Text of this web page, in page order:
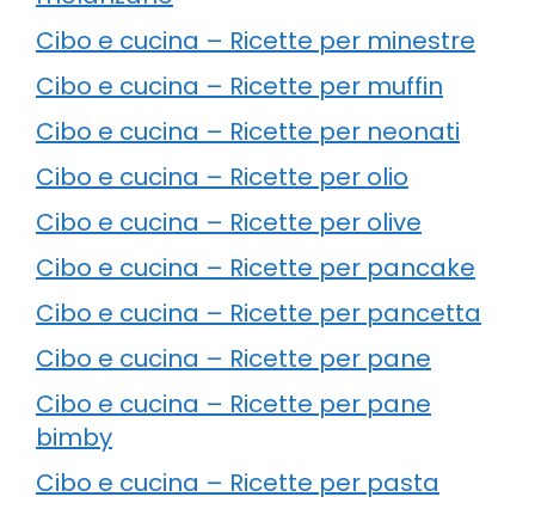
Cibo e cucina – Ricette per minestre
Cibo e cucina – Ricette per muffin
Cibo e cucina – Ricette per neonati
Cibo e cucina – Ricette per olio
Cibo e cucina – Ricette per olive
Cibo e cucina – Ricette per pancake
Cibo e cucina – Ricette per pancetta
Cibo e cucina – Ricette per pane
Cibo e cucina – Ricette per pane
bimby
Cibo e cucina – Ricette per pasta